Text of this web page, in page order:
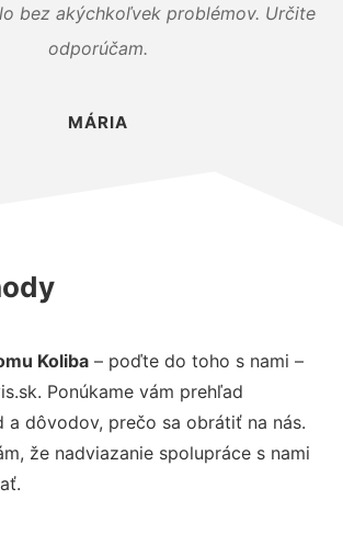
bez akýchkoľvek problémov. Určite
odporúčam.
MÁRIA
Koliba – poďte do toho s nami –
Ponúkame vám prehľad
a dôvodov, prečo sa obrátiť na nás.
že nadviazanie spolupráce s nami